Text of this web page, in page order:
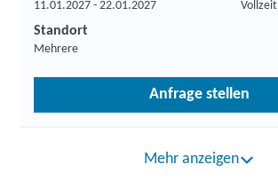
11.01.2027 - 22.01.2027 Vollzeit
Standort
Mehrere
Anfrage stellen
Mehr anzeigen